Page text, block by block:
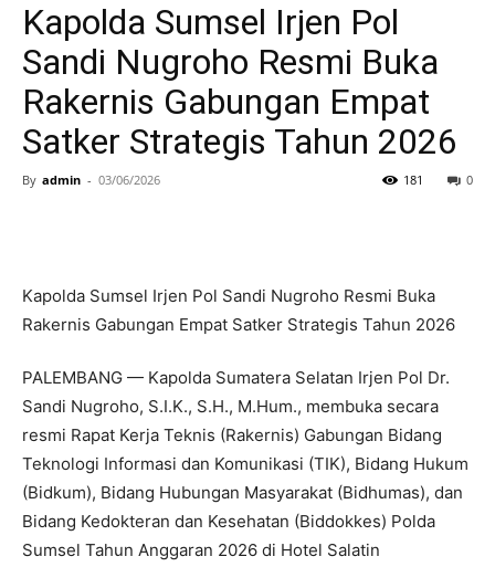
Kapolda Sumsel Irjen Pol
Sandi Nugroho Resmi Buka
Rakernis Gabungan Empat
Satker Strategis Tahun 2026
By admin - 03/06/2026 0
181
Kapolda Sumsel Irjen Pol Sandi Nugroho Resmi Buka
Rakernis Gabungan Empat Satker Strategis Tahun 2026
PALEMBANG — Kapolda Sumatera Selatan Irjen Pol Dr.
Sandi Nugroho, S.I.K., S.H., M.Hum., membuka secara
resmi Rapat Kerja Teknis (Rakernis) Gabungan Bidang
Teknologi Informasi dan Komunikasi (TIK), Bidang Hukum
(Bidkum), Bidang Hubungan Masyarakat (Bidhumas), dan
Bidang Kedokteran dan Kesehatan (Biddokkes) Polda
Sumsel Tahun Anggaran 2026 di Hotel Salatin